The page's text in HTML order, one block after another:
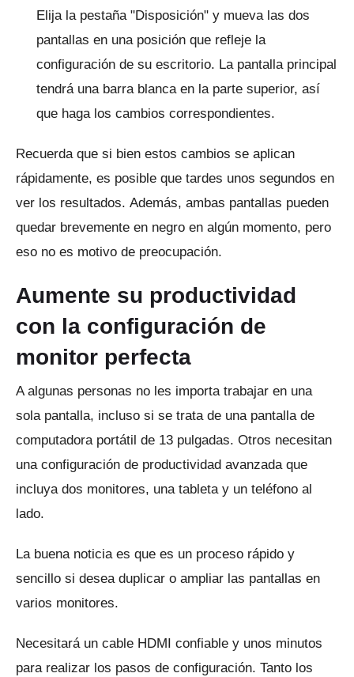
Elija la pestaña "Disposición" y mueva las dos
pantallas en una posición que refleje la
configuración de su escritorio. La pantalla principal
tendrá una barra blanca en la parte superior, así
que haga los cambios correspondientes.
Recuerda que si bien estos cambios se aplican
rápidamente, es posible que tardes unos segundos en
ver los resultados. Además, ambas pantallas pueden
quedar brevemente en negro en algún momento, pero
eso no es motivo de preocupación.
Aumente su productividad
con la configuración de
monitor perfecta
A algunas personas no les importa trabajar en una
sola pantalla, incluso si se trata de una pantalla de
computadora portátil de 13 pulgadas. Otros necesitan
una configuración de productividad avanzada que
incluya dos monitores, una tableta y un teléfono al
lado.
La buena noticia es que es un proceso rápido y
sencillo si desea duplicar o ampliar las pantallas en
varios monitores.
Necesitará un cable HDMI confiable y unos minutos
para realizar los pasos de configuración. Tanto los